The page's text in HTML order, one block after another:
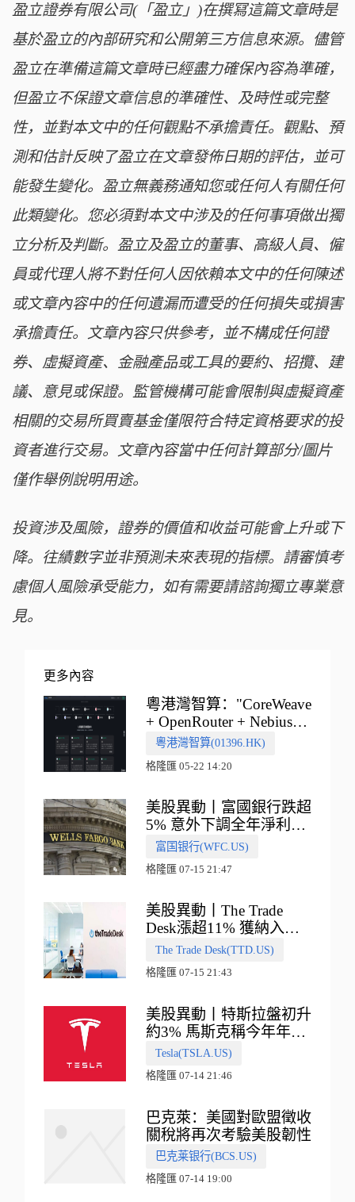
盈立證券有限公司(「盈立」)在撰冩這篇文章時是
基於盈立的內部研究和公開第三方信息來源。儘管
盈立在準備這篇文章時已經盡力確保內容為準確，
但盈立不保證文章信息的準確性、及時性或完整
性，並對本文中的任何觀點不承擔責任。觀點、預
測和估計反映了盈立在文章發佈日期的評估，並可
能發生變化。盈立無義務通知您或任何人有關任何
此類變化。您必須對本文中涉及的任何事項做出獨
立分析及判斷。盈立及盈立的董事、高級人員、僱
員或代理人將不對任何人因依賴本文中的任何陳述
或文章內容中的任何遺漏而遭受的任何損失或損害
承擔責任。文章內容只供參考，並不構成任何證
券、虛擬資產、金融產品或工具的要約、招攬、建
議、意見或保證。監管機構可能會限制與虛擬資產
相關的交易所買賣基金僅限符合特定資格要求的投
資者進行交易。文章內容當中任何計算部分/圖片
僅作舉例說明用途。
投資涉及風險，證券的價值和收益可能會上升或下
降。往績數字並非預測未來表現的指標。請審慎考
慮個人風險承受能力，如有需要請諮詢獨立專業意
見。
更多內容
粵港灣智算："CoreWeave
+ OpenRouter + Nebius"
多向融合的中國智算新範
式
粵港灣智算(01396.HK)
格隆匯 05-22 14:20
美股異動丨富國銀行跌超
5% 意外下調全年淨利息
收入指引
富国银行(WFC.US)
格隆匯 07-15 21:47
美股異動丨The Trade
Desk漲超11% 獲納入標
普500指數
The Trade Desk(TTD.US)
格隆匯 07-15 21:43
美股異動丨特斯拉盤初升
約3% 馬斯克稱今年年底
會有‘史詩級震撼’的演示
Tesla(TSLA.US)
格隆匯 07-14 21:46
巴克萊：美國對歐盟徵收
關稅將再次考驗美股韌性
巴克莱银行(BCS.US)
格隆匯 07-14 19:00